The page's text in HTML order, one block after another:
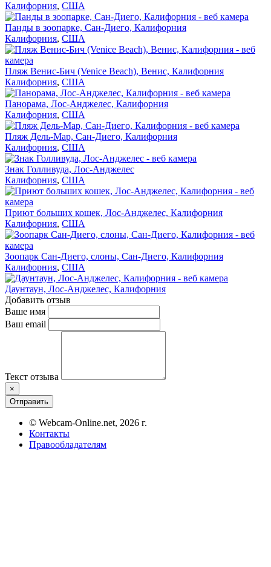
Калифорния, США
Панды в зоопарке, Сан-Диего, Калифорния
Калифорния, США
Пляж Венис-Бич (Venice Beach), Венис, Калифорния
Калифорния, США
Панорама, Лос-Анджелес, Калифорния
Калифорния, США
Пляж Дель-Мар, Сан-Диего, Калифорния
Калифорния, США
Знак Голливуда, Лос-Анджелес
Калифорния, США
Приют больших кошек, Лос-Анджелес, Калифорния
Калифорния, США
Зоопарк Сан-Диего, слоны, Сан-Диего, Калифорния
Калифорния, США
Даунтаун, Лос-Анджелес, Калифорния
Добавить отзыв
Ваше имя
Ваш email
Текст отзыва
×
Отправить
© Webcam-Online.net, 2026 г.
Контакты
Правообладателям